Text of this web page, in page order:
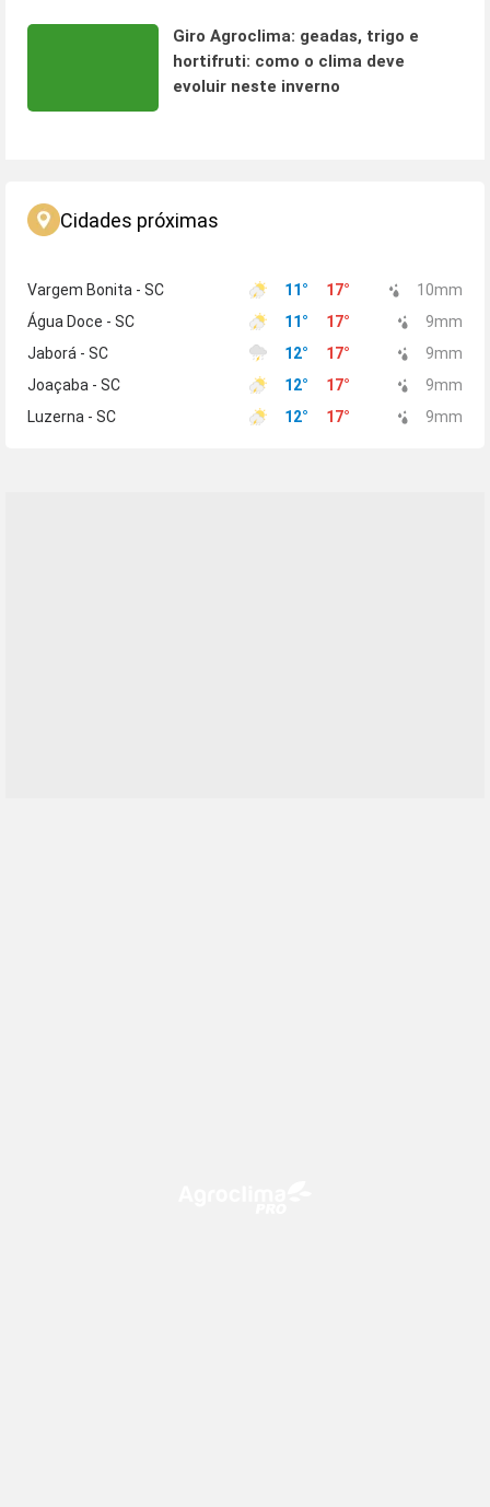
Giro Agroclima: geadas, trigo e
hortifruti: como o clima deve
evoluir neste inverno
Cidades próximas
Vargem Bonita - SC 11° 17° 10mm
Água Doce - SC
11° 17° 9mm
Jaborá - SC
12° 17° 9mm
Joaçaba - SC
12° 17° 9mm
Luzerna - SC
12° 17° 9mm